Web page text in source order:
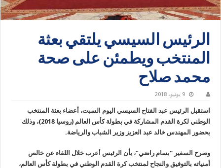
الرئيس السيسي يلتقي بعثة
المنتخب ويطمئن على صحة
محمد صلاح
9 يونيو، 2018
استقبل الرئيس عبد الفتاح السيسي اليوم السبت، أعضاء بعثة المنتخب
الوطني لكرة القدم المشاركة في بطولة كأس العالم (روسيا 2018)، وذلك
بحضور المهندس خالد عبد العزيز وزير الشباب والرياضة.
وصرح السفير “بسام راضي”، بأن الرئيس أعرب خلال اللقاء عن خالص
أمنياته بالتوفيق والنجاح لمنتخب كرة القدم الوطني في بطولة كأس العالم،